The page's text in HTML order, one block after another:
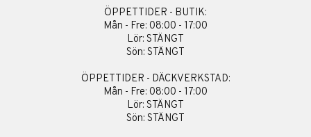
ÖPPETTIDER - BUTIK:
Mån - Fre: 08:00 - 17:00
Lör: STÄNGT
Sön: STÄNGT
ÖPPETTIDER - DÄCKVERKSTAD:
Mån - Fre: 08:00 - 17:00
Lör: STÄNGT
Sön: STÄNGT